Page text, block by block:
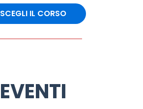
SCEGLI IL CORSO
EVENTI